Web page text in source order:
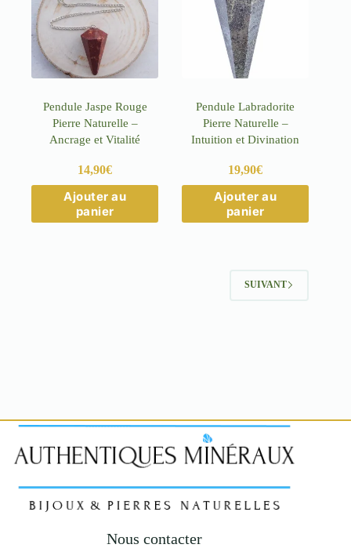
Pendule Jaspe Rouge
Pierre Naturelle –
Ancrage et Vitalité
14,90€
Ajouter au
panier
Pendule Labradorite
Pierre Naturelle –
Intuition et Divination
19,90€
Ajouter au
panier
SUIVANT
Nous contacter